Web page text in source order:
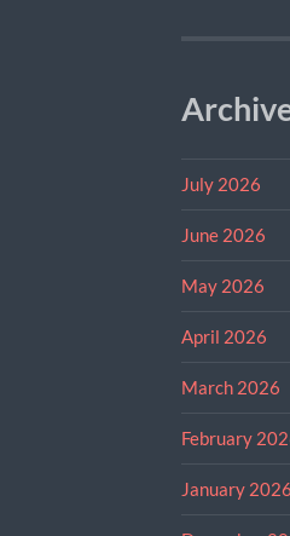
July 2026
June 2026
May 2026
April 2026
March 2026
February
January 2026